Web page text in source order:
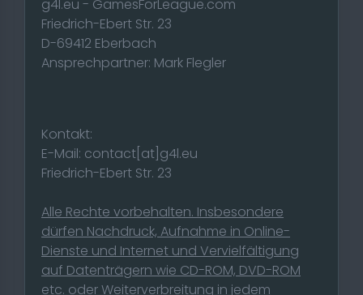
g4l.eu - GamesForLeague.com
Friedrich-Ebert Str. 23
D-69412 Eberbach
Ansprechpartner: Mark Flegler
Kontakt:
E-Mail: contact[at]g4l.eu
Friedrich-Ebert Str. 23
Alle Rechte vorbehalten. Insbesondere
dürfen Nachdruck, Aufnahme in Online-
Dienste und Internet und Vervielfältigung
auf Datenträgern wie CD-ROM, DVD-ROM
etc. oder Weiterverbreitung in jedem